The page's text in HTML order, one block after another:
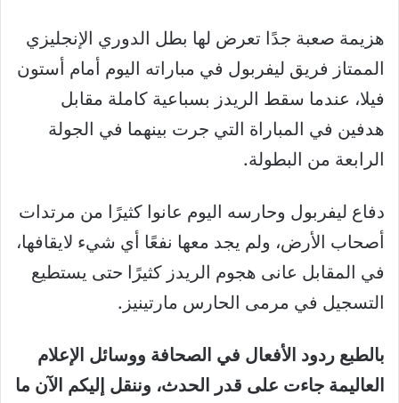
هزيمة صعبة جدًا تعرض لها بطل الدوري الإنجليزي
الممتاز فريق ليفربول في مباراته اليوم أمام أستون
فيلا، عندما سقط الريدز بسباعية كاملة مقابل
هدفين في المباراة التي جرت بينهما في الجولة
الرابعة من البطولة.
دفاع ليفربول وحارسه اليوم عانوا كثيرًا من مرتدات
أصحاب الأرض، ولم يجد معها نفعًا أي شيء لايقافها،
في المقابل عانى هجوم الريدز كثيرًا حتى يستطيع
التسجيل في مرمى الحارس مارتينيز.
بالطبع ردود الأفعال في الصحافة ووسائل الإعلام
العاليمة جاءت على قدر الحدث، وننقل إليكم الآن ما